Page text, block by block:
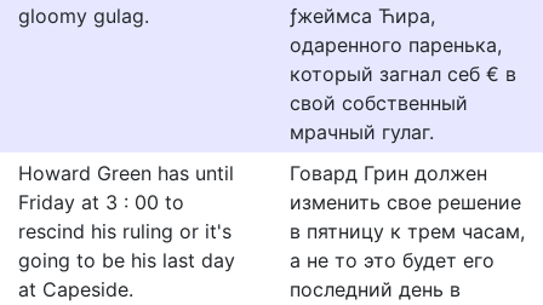
gloomy gulag.
ƒжеймса Ћира,
одаренного паренька,
который загнал себ € в
свой собственный
мрачный гулаг.
Howard Green has until
Friday at 3 : 00 to
rescind his ruling or it's
going to be his last day
at Capeside.
Говард Грин должен
изменить свое решение
в пятницу к трем часам,
а не то это будет его
последний день в